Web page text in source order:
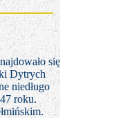
się
Dytrych
niedługo
roku.